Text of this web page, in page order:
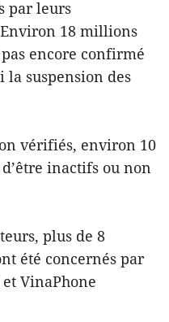
par leurs
18 millions
encore confirmé
la suspension des
vérifiés, environ 10
inactifs ou non
plus de 8
été concernés par
VinaPhone